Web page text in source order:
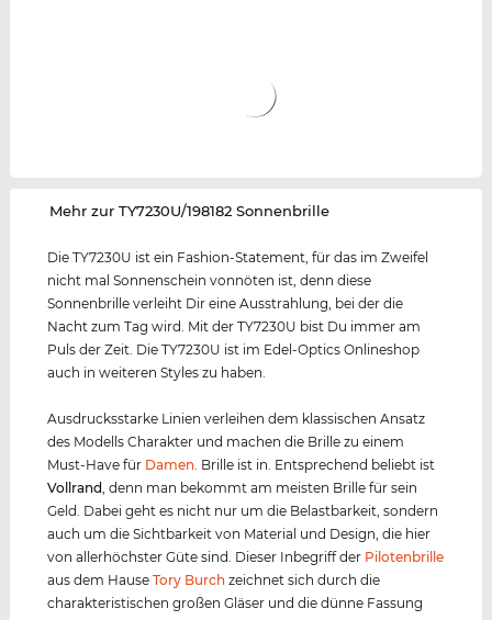
‌Mehr zur TY7230U/198182 Sonnenbrille
Die TY7230U ist ein Fashion-Statement, für das im Zweifel
nicht mal Sonnenschein vonnöten ist, denn diese
Sonnenbrille verleiht Dir eine Ausstrahlung, bei der die
Nacht zum Tag wird. Mit der TY7230U bist Du immer am
Puls der Zeit. Die TY7230U ist im Edel-Optics Onlineshop
auch in weiteren Styles zu haben.
Ausdrucksstarke Linien verleihen dem klassischen Ansatz
des Modells Charakter und machen die Brille zu einem
Must-Have für Damen. Brille ist in. Entsprechend beliebt ist
Vollrand, denn man bekommt am meisten Brille für sein
Geld. Dabei geht es nicht nur um die Belastbarkeit, sondern
auch um die Sichtbarkeit von Material und Design, die hier
von allerhöchster Güte sind. Dieser Inbegriff der Pilotenbrille
aus dem HauseTory Burch zeichnet sich durch die
charakteristischen großen Gläser und die dünne Fassung